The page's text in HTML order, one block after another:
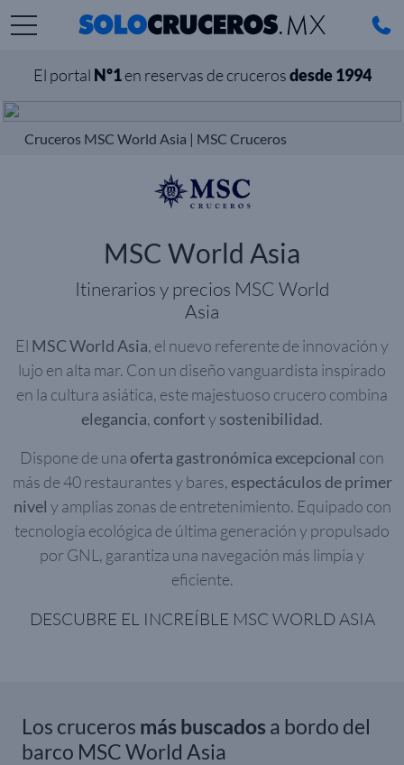
El portal Nº1en reservas de crucerosdesde 1994
Cruceros MSC World Asia | MSC Cruceros
MSC World Asia
Itinerarios y precios MSC World
Asia
El MSC World Asia, el nuevo referente de innovación y
lujo en alta mar. Con un diseño vanguardista inspirado
en la cultura asiática, este majestuoso crucero combina
elegancia, confortysostenibilidad.
Dispone de unaoferta gastronómica excepcional con
más de 40 restaurantes y bares, espectáculos de primer
nivel y amplias zonas de entretenimiento. Equipado con
tecnología ecológica de última generación y propulsado
por GNL, garantiza una navegación más limpia y
eficiente.
DESCUBRE EL INCREÍBLE MSC WORLD ASIA
Los cruceros más buscadosa bordo del
barco MSC World Asia